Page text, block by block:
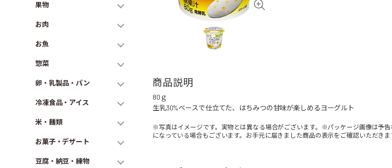
果物
お肉
お魚
惣菜
卵・乳製品・パン
冷凍食品・アイス
米・麺類
お菓子・デザート
豆腐・納豆・練物
商品説明
80ｇ
生乳30%ベースで仕立てた、はちみつの甘味が楽しめるヨーグルト
※写真はイメージです。実物とは異なる場合がございます。※パッケージ画像は予
になっている場合もございます。お手元に届きました商品の表示をご確認いただきま